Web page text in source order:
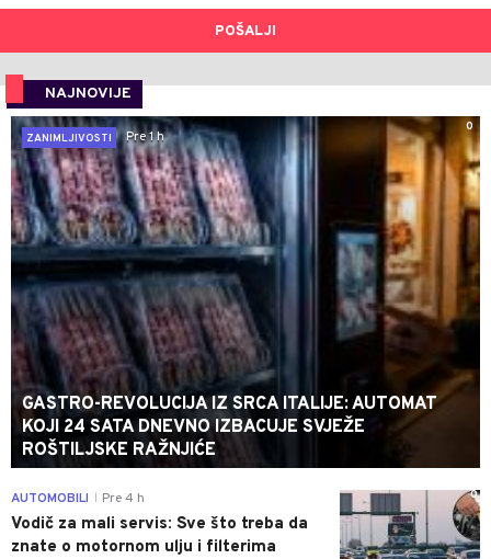
POŠALJI
NAJNOVIJE
0
ZANIMLJIVOSTI
Pre 1 h
GASTRO-REVOLUCIJA IZ SRCA ITALIJE: AUTOMAT
KOJI 24 SATA DNEVNO IZBACUJE SVJEŽE
ROŠTILJSKE RAŽNJIĆE
0
AUTOMOBILI Pre 4 h
Vodič za mali servis: Sve što treba da
znate o motornom ulju i filterima